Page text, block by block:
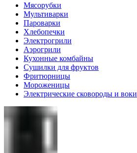
Мясорубки
Мультиварки
Пароварки
Хлебопечки
Электрогрили
Аэрогрили
Кухонные комбайны
Сушилки для фруктов
Фритюрницы
Мороженицы
Электрические сковороды и воки